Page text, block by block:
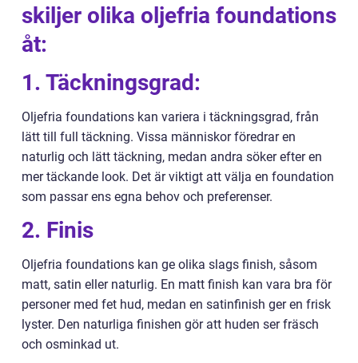
skiljer olika oljefria foundations
åt:
1. Täckningsgrad:
Oljefria foundations kan variera i täckningsgrad, från
lätt till full täckning. Vissa människor föredrar en
naturlig och lätt täckning, medan andra söker efter en
mer täckande look. Det är viktigt att välja en foundation
som passar ens egna behov och preferenser.
2. Finis
Oljefria foundations kan ge olika slags finish, såsom
matt, satin eller naturlig. En matt finish kan vara bra för
personer med fet hud, medan en satinfinish ger en frisk
lyster. Den naturliga finishen gör att huden ser fräsch
och osminkad ut.